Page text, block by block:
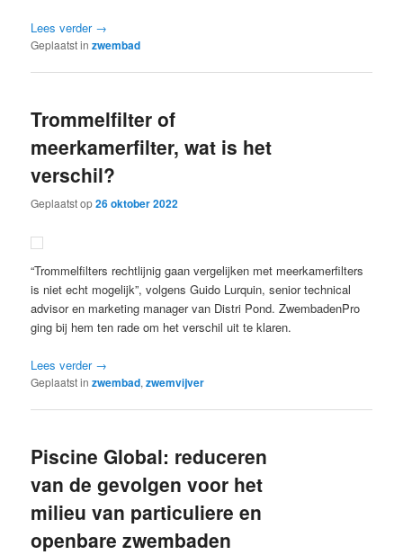
Lees verder →
Geplaatst in zwembad
Trommelfilter of
meerkamerfilter, wat is het
verschil?
Geplaatst op26 oktober 2022
“Trommelfilters rechtlijnig gaan vergelijken met meerkamerfilters
is niet echt mogelijk”, volgens Guido Lurquin, senior technical
advisor en marketing manager van Distri Pond. ZwembadenPro
ging bij hem ten rade om het verschil uit te klaren.
Lees verder →
Geplaatst in zwembad,zwemvijver
Piscine Global: reduceren
van de gevolgen voor het
milieu van particuliere en
openbare zwembaden